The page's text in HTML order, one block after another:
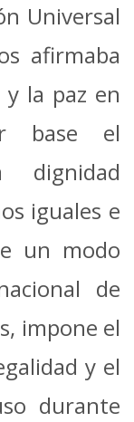
Universal
afirmaba
la paz en
base el
dignidad
iguales e
un modo
de
impone el
y el
durante